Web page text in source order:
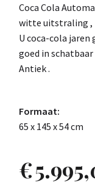
Coca Cola
witte uitstraling ,
U coca-cola jaren
goed in
Antiek .
Formaat:
65 x 145 x 54 cm
€